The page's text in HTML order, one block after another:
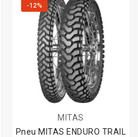
-12%
MITAS
Pneu MITAS ENDURO TRAIL